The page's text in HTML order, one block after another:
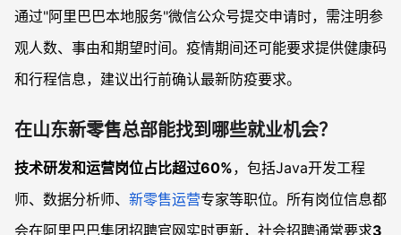
通过"阿里巴巴本地服务"微信公众号提交申请时，需注明参
观人数、事由和期望时间。疫情期间还可能要求提供健康码
和行程信息，建议出行前确认最新防疫要求。
在山东新零售总部能找到哪些就业机会？
技术研发和运营岗位占比超过60%，包括Java开发工程
师、数据分析师、 新零售运营专家等职位。所有岗位信息都
会在阿里巴巴集团招聘官网实时更新，社会招聘通常要求3